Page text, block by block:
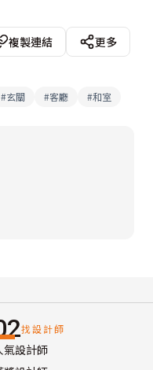
複製連結
更多
#玄關 #客廳 #和室
找設計師
氣設計師